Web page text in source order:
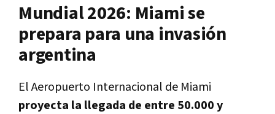
Mundial 2026: Miami se
prepara para una invasión
argentina
El Aeropuerto Internacional de Miami
proyecta la llegada de entre 50.000 y